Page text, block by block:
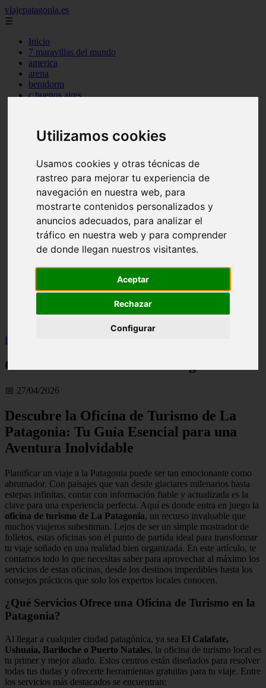
Utilizamos cookies
Usamos cookies y otras técnicas de
rastreo para mejorar tu experiencia de
navegación en nuestra web, para
mostrarte contenidos personalizados y
anuncios adecuados, para analizar el
tráfico en nuestra web y para comprender
de donde llegan nuestros visitantes.
Aceptar
Rechazar
Configurar
viajepatagonia.es
☰
Inicio
7 maravillas del mundo
america
arena
benidorm
c buenos aires
c mendoza
c provincias
c rio negro
c santa fe
c tierra de fuego
c tucuman
c zona austral
carmen
category
destinos
gijon
lanzarote
monumentos
Inicio
Oficina de turismo de La Patagonia
📅 27/04/2026
Descubre la Oficina de Turismo de La
Patagonia: Tu Guía Esencial para una
Aventura Inolvidable
Planificar un viaje a la Patagonia puede ser tan emocionante como
abrumador. Con paisajes que van desde glaciares milenarios hasta
estepas infinitas, contar con información fiable y actualizada es la
clave para una experiencia perfecta. Aquí es donde entra en juego la
oficina de turismo de La Patagonia, un recurso invaluable que
muchos viajeros subestiman. Lejos de ser un simple mostrador de
folletos, estas oficinas son el punto de partida ideal para transformar
tu viaje soñado en una realidad bien organizada. En este artículo, te
contamos todo lo que necesitas saber para aprovechar al máximo los
servicios de estas oficinas, desde los destinos imperdibles hasta los
consejos prácticos que solo los expertos locales conocen.
¿Qué Servicios Ofrece una Oficina de Turismo en la
Patagonia?
Al llegar a cualquier ciudad patagónica, ya sea El Calafate,
Ushuaia, Bariloche o Puerto Natales, la oficina de turismo local es
tu primer y mejor aliado. Estos centros están diseñados para resolver
todas tus dudas y ofrecerte herramientas gratuitas para tu viaje. Entre
los servicios más destacados se encuentran: